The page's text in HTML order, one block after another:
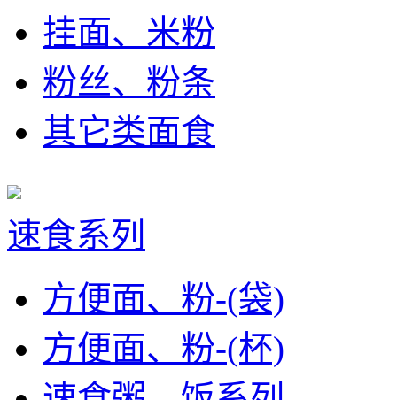
挂面、米粉
粉丝、粉条
其它类面食
速食系列
方便面、粉-(袋)
方便面、粉-(杯)